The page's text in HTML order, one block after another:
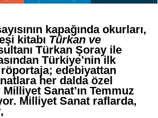
kapağında okurları,
kitabı Türkan ve
Türkan Şoray ile
Türkiye’nin ilk
edebiyattan
her dalda özel
Sanat’ın Temmuz
Milliyet Sanat raflarda,